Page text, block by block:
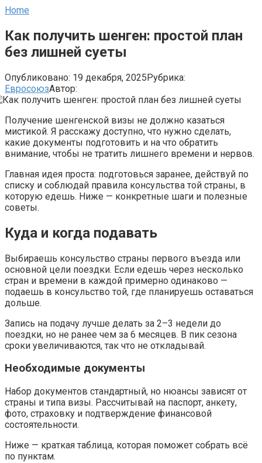
Home
Как получить шенген: простой план
без лишней суеты
Опубликовано: 19 декабря, 2025Рубрика:
ЕвросоюзАвтор:
Получение шенгенской визы не должно казаться
мистикой. Я расскажу доступно, что нужно сделать,
какие документы подготовить и на что обратить
внимание, чтобы не тратить лишнего времени и нервов.
Главная идея проста: подготовься заранее, действуй по
списку и соблюдай правила консульства той страны, в
которую едешь. Ниже — конкретные шаги и полезные
советы.
Куда и когда подавать
Выбираешь консульство страны первого въезда или
основной цели поездки. Если едешь через несколько
стран и времени в каждой примерно одинаково —
подаешь в консульство той, где планируешь оставаться
дольше.
Запись на подачу лучше делать за 2–3 недели до
поездки, но не ранее чем за 6 месяцев. В пик сезона
сроки увеличиваются, так что не откладывай.
Необходимые документы
Набор документов стандартный, но нюансы зависят от
страны и типа визы. Рассчитывай на паспорт, анкету,
фото, страховку и подтверждение финансовой
состоятельности.
Ниже — краткая таблица, которая поможет собрать всё
по пунктам.